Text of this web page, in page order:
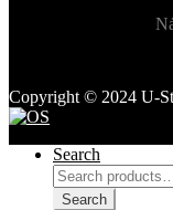
Copyright © 2024 U-
Search
Search
for:
Search